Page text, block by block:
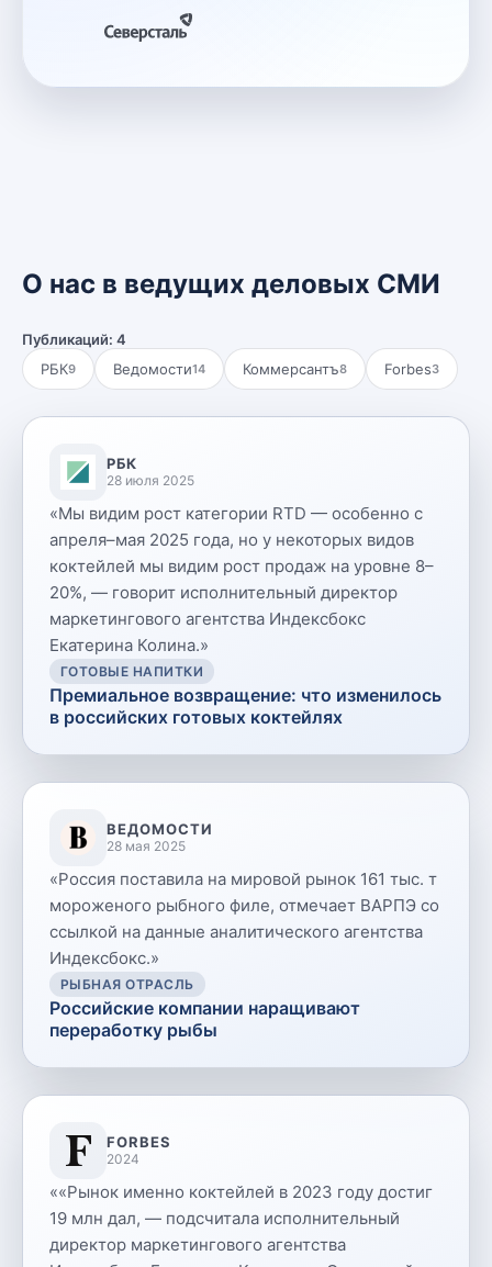
О нас в ведущих деловых СМИ
Публикаций: 4
РБК9 Ведомости14 Коммерсантъ8 Forbes3
РБК
28 июля 2025
«Мы видим рост категории RTD — особенно с
апреля–мая 2025 года, но у некоторых видов
коктейлей мы видим рост продаж на уровне 8–
20%, — говорит исполнительный директор
маркетингового агентства Индексбокс
Екатерина Колина.»
ГОТОВЫЕ НАПИТКИ
Премиальное возвращение: что изменилось
в российских готовых коктейлях
ВЕДОМОСТИ
28 мая 2025
«Россия поставила на мировой рынок 161 тыс. т
мороженого рыбного филе, отмечает ВАРПЭ со
ссылкой на данные аналитического агентства
Индексбокс.»
РЫБНАЯ ОТРАСЛЬ
Российские компании наращивают
переработку рыбы
FORBES
2024
««Рынок именно коктейлей в 2023 году достиг
19 млн дал, — подсчитала исполнительный
директор маркетингового агентства